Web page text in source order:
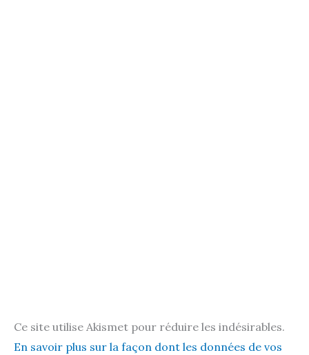
Ce site utilise Akismet pour réduire les indésirables.
En savoir plus sur la façon dont les données de vos